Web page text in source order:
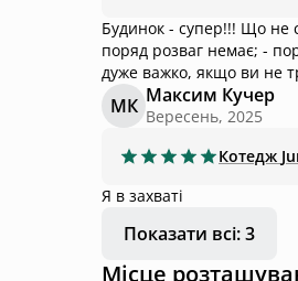
км/год можна їхати
роботи, тому в
Будинок - супер!!! Що не супер: - дорога від Славське до Лавочне, можливо в майбутньому буде асфальт; - це село -
поряд розваг немає; -
дуже важко, якщо ви не
МК Максим Кучер
Вересень, 2025
Котедж
Я в захваті
Показати всі: 3
Місце